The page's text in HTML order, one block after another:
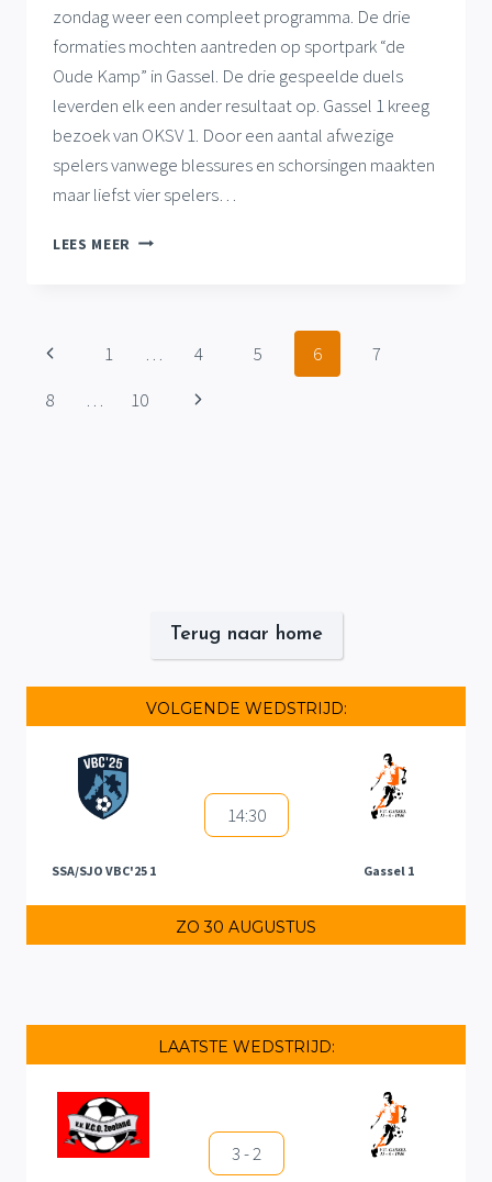
zondag weer een compleet programma. De drie
formaties mochten aantreden op sportpark “de
Oude Kamp” in Gassel. De drie gespeelde duels
leverden elk een ander resultaat op. Gassel 1 kreeg
bezoek van OKSV 1. Door een aantal afwezige
spelers vanwege blessures en schorsingen maakten
maar liefst vier spelers…
LEES MEER VOLLE
THUISDUEL
OKSV,
Paginanavigatie
Vorige
pagina
1 … 4 5 6
7
8
… 10
Volgende
Terug naar home
VOLGENDE WEDSTRIJD:
SSA/SJO VBC'25 1
14:30
Gassel 1
ZO 30 AUGUSTUS
LAATSTE WEDSTRIJD:
3 - 2